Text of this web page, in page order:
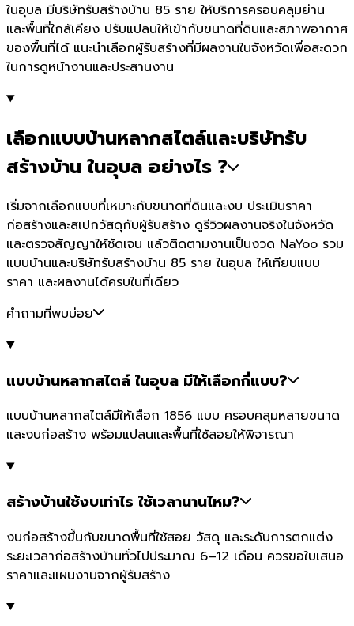
ในอุบล มีบริษัทรับสร้างบ้าน 85 ราย ให้บริการครอบคลุมย่าน
และพื้นที่ใกล้เคียง ปรับแปลนให้เข้ากับขนาดที่ดินและสภาพอากาศ
ของพื้นที่ได้ แนะนำเลือกผู้รับสร้างที่มีผลงานในจังหวัดเพื่อสะดวก
ในการดูหน้างานและประสานงาน
เลือกแบบบ้านหลากสไตล์และบริษัทรับ
สร้างบ้าน ในอุบล อย่างไร ?
เริ่มจากเลือกแบบที่เหมาะกับขนาดที่ดินและงบ ประเมินราคา
ก่อสร้างและสเปกวัสดุกับผู้รับสร้าง ดูรีวิวผลงานจริงในจังหวัด
และตรวจสัญญาให้ชัดเจน แล้วติดตามงานเป็นงวด NaYoo รวม
แบบบ้านและบริษัทรับสร้างบ้าน 85 ราย ในอุบล ให้เทียบแบบ
ราคา และผลงานได้ครบในที่เดียว
คำถามที่พบบ่อย
แบบบ้านหลากสไตล์ ในอุบล มีให้เลือกกี่แบบ?
แบบบ้านหลากสไตล์มีให้เลือก 1856 แบบ ครอบคลุมหลายขนาด
และงบก่อสร้าง พร้อมแปลนและพื้นที่ใช้สอยให้พิจารณา
สร้างบ้านใช้งบเท่าไร ใช้เวลานานไหม?
งบก่อสร้างขึ้นกับขนาดพื้นที่ใช้สอย วัสดุ และระดับการตกแต่ง
ระยะเวลาก่อสร้างบ้านทั่วไปประมาณ 6–12 เดือน ควรขอใบเสนอ
ราคาและแผนงานจากผู้รับสร้าง